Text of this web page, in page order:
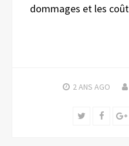
dommages et les
2 ANS AGO
Twitter